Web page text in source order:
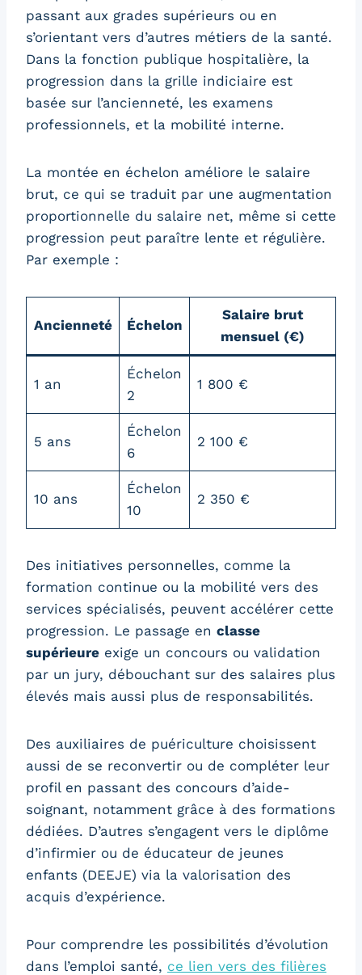
passant aux grades supérieurs ou en
s’orientant vers d’autres métiers de la santé.
Dans la fonction publique hospitalière, la
progression dans la grille indiciaire est
basée sur l’ancienneté, les examens
professionnels, et la mobilité interne.
La montée en échelon améliore le salaire
brut, ce qui se traduit par une augmentation
proportionnelle du salaire net, même si cette
progression peut paraître lente et régulière.
Par exemple :
Ancienneté Échelon
Salaire brut
mensuel (€)
1 an
Échelon
2
1 800 €
5 ans
Échelon
6
2 100 €
10 ans
Échelon
10
2 350 €
Des initiatives personnelles, comme la
formation continue ou la mobilité vers des
services spécialisés, peuvent accélérer cette
progression. Le passage en classe
supérieure exige un concours ou validation
par un jury, débouchant sur des salaires plus
élevés mais aussi plus de responsabilités.
Des auxiliaires de puériculture choisissent
aussi de se reconvertir ou de compléter leur
profil en passant des concours d’aide-
soignant, notamment grâce à des formations
dédiées. D’autres s’engagent vers le diplôme
d’infirmier ou de éducateur de jeunes
enfants (DEEJE) via la valorisation des
acquis d’expérience.
Pour comprendre les possibilités d’évolution
dans l’emploi santé, ce lien vers des filières